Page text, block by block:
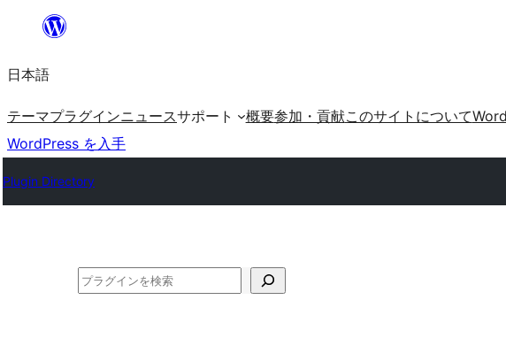
を
ッ
プ
日本語
テーマプラグインニュースサポート 概要参加・貢献このサイトについて
WordPress を入手
Plugin Directory
検